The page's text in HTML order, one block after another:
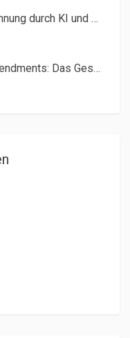
Melanom: Früherkennung durch KI und moderne Immuntherapie im Jahr 2026
Hatch-Waxman-Amendments: Das Gesetz, das die Generika-Industrie erschuf